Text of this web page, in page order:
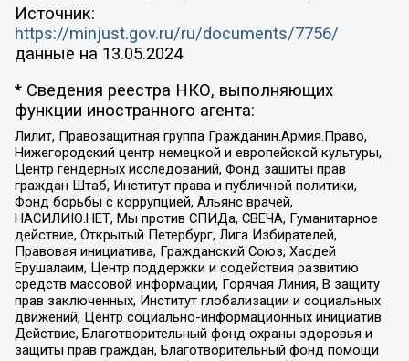
Источник:
https://minjust.gov.ru/ru/documents/7756/
данные на 13.05.2024
* Сведения реестра НКО, выполняющих
функции иностранного агента:
Лилит, Правозащитная группа Гражданин.Армия.Право,
Нижегородский центр немецкой и европейской культуры,
Центр гендерных исследований, Фонд защиты прав
граждан Штаб, Институт права и публичной политики,
Фонд борьбы с коррупцией, Альянс врачей,
НАСИЛИЮ.НЕТ, Мы против СПИДа, СВЕЧА, Гуманитарное
действие, Открытый Петербург, Лига Избирателей,
Правовая инициатива, Гражданский Союз, Хасдей
Ерушалаим, Центр поддержки и содействия развитию
средств массовой информации, Горячая Линия, В защиту
прав заключенных, Институт глобализации и социальных
движений, Центр социально-информационных инициатив
Действие, Благотворительный фонд охраны здоровья и
защиты прав граждан, Благотворительный фонд помощи